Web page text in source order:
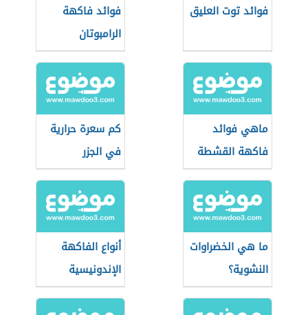
فوائد توت العليق
فوائد فاكهة
الرامبوتان
ماهي فوائد
فاكهة القشطة
كم سعرة حرارية
في الجزر
ما هي الخضراوات
النشوية؟
أنواع الفاكهة
الإندونيسية